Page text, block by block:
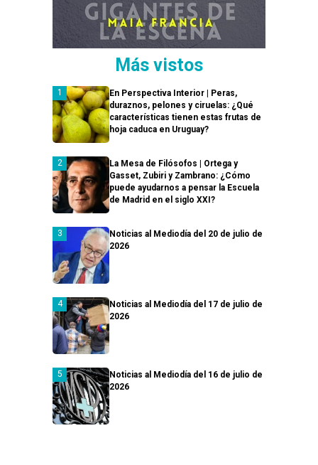
Más vistos
En Perspectiva Interior | Peras,
duraznos, pelones y ciruelas: ¿Qué
características tienen estas frutas de
hoja caduca en Uruguay?
La Mesa de Filósofos | Ortega y
Gasset, Zubiri y Zambrano: ¿Cómo
puede ayudarnos a pensar la Escuela
de Madrid en el siglo XXI?
Noticias al Mediodía del 20 de julio de
2026
Noticias al Mediodía del 17 de julio de
2026
Noticias al Mediodía del 16 de julio de
2026